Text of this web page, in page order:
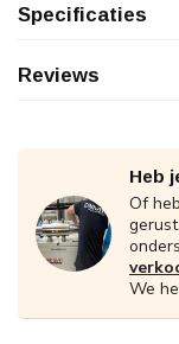
Specificaties
Reviews
Heb
Of
We